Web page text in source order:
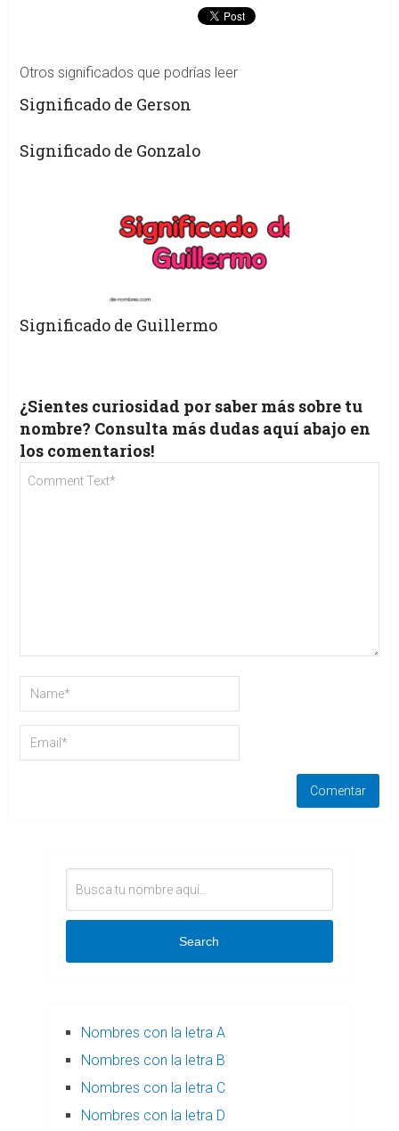
Otros significados que podrías leer
Significado de Gerson
Significado de Gonzalo
Significado de Guillermo
¿Sientes curiosidad por saber más sobre tu
nombre? Consulta más dudas aquí abajo en
los comentarios!
Search
Nombres con la letra A
Nombres con la letra B
Nombres con la letra C
Nombres con la letra D